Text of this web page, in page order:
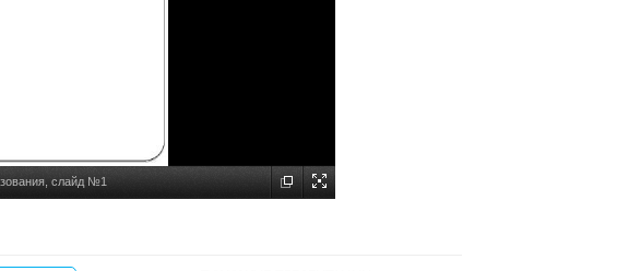
слайд №1